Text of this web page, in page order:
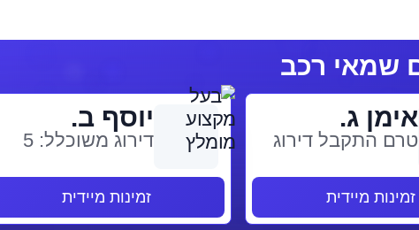
אימן ג.
טרם התקבל דירוג
זמינות מיידית
יוסף ב.
דירוג משוכלל: 5
זמינות מיידית